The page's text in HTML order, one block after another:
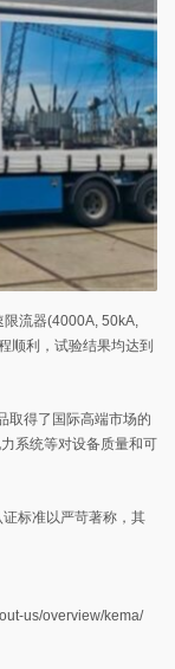
流器(4000A, 50kA,
顺利，试验结果均达到
取得了国际高端市场的
系统等对设备质量和可
标准以严苛著称，其
us/overview/kema/